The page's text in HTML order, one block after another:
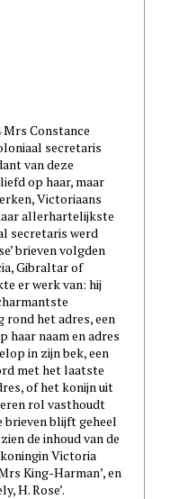
Mrs Constance
secretaris
van deze
op haar, maar
Victoriaans
allerhartelijkste
secretaris werd
brieven volgden
Gibraltar of
er werk van: hij
het adres, een
haar naam en adres
in zijn bek, een
met het laatste
of het konijn uit
rol vasthoudt
brieven blijft geheel
de inhoud van de
Victoria
King-Harman’, en
H. Rose’.